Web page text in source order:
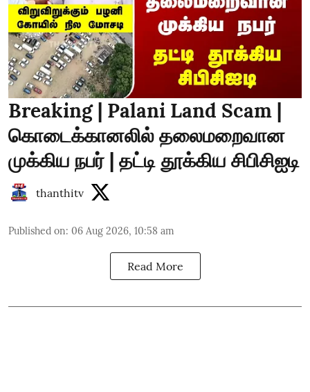
Breaking | Palani Land Scam |
கொடைக்கானலில் தலைமறைவான
முக்கிய நபர் | தட்டி தூக்கிய சிபிசிஐடி
thanthitv
Published on: 06 Aug 2026, 10:58 am
Read More